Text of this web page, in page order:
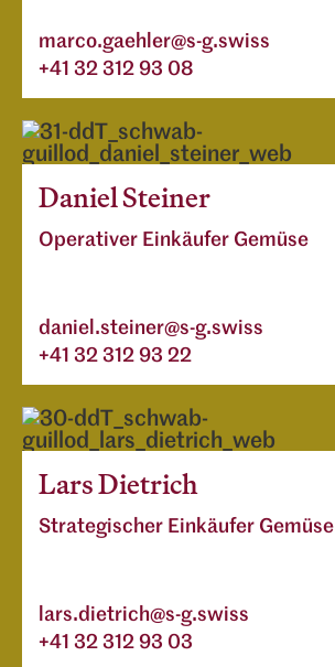
marco.gaehler@s-g.swiss
+41 32 312 93 08
Daniel Steiner
Operativer Einkäufer Gemüse
daniel.steiner@s-g.swiss
+41 32 312 93 22
Lars Dietrich
Strategischer Einkäufer Gemüse
lars.dietrich@s-g.swiss
+41 32 312 93 03